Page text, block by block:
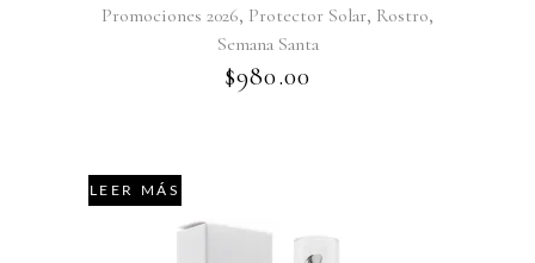
Promociones 2026, Protector Solar, Rostro,
Semana Santa
$980.00
LEER MÁS